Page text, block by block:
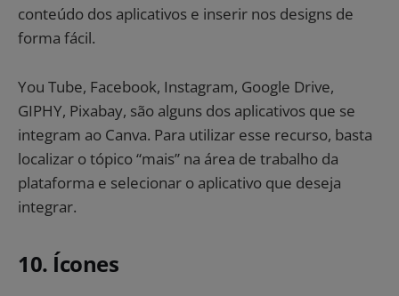
conteúdo dos aplicativos e inserir nos designs de
forma fácil.
You Tube, Facebook, Instagram, Google Drive,
GIPHY, Pixabay, são alguns dos aplicativos que se
integram ao Canva. Para utilizar esse recurso, basta
localizar o tópico “mais” na área de trabalho da
plataforma e selecionar o aplicativo que deseja
integrar.
10. Ícones